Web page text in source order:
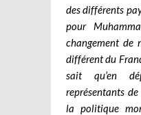
des différents
pour
changement de
différent du
sait qu’en
représentants
la politique